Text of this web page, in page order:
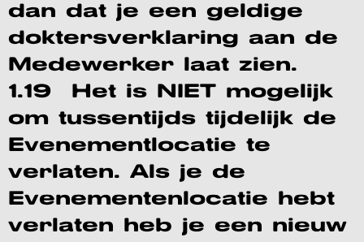
dan dat je een geldige
doktersverklaring aan de
Medewerker laat zien.
1.19 Het is NIET mogelijk
om tussentijds tijdelijk de
Evenementlocatie te
verlaten. Als je de
Evenementenlocatie hebt
verlaten heb je een nieuw